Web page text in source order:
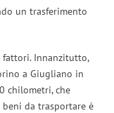
un trasferimento
Innanzitutto,
a Giugliano in
chilometri, che
da trasportare è